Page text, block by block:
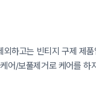
하고는 빈티지 구제 제
어/보풀제거로 케어를 하